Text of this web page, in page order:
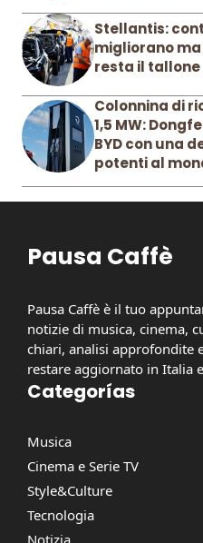
Stellantis:
migliorano ma
resta il tallone
Colonnina di
1,5 MW:
BYD con una
potenti al
Pausa Caffè
Pausa Caffè è il tuo
notizie di musica, cinema,
chiari, analisi approfondite
restare aggiornato in Italia
Categorías
Musica
Cinema e Serie TV
Style&Culture
Tecnologia
Notizia